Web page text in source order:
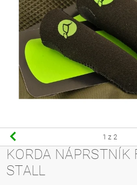
1 z 2
KORDA NÁPRSTNÍK
STALL